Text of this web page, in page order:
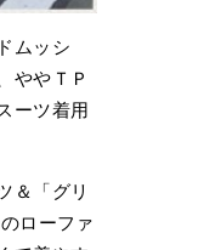
ムッシ
ややＴＰ
ーツ着用
＆「グリ
ローファ